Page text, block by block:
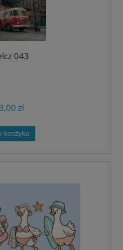
043
3,00 zł
koszyka